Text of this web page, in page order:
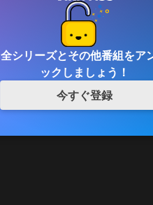
全シリーズとその他番組をア
ックしましょう！
今すぐ登録